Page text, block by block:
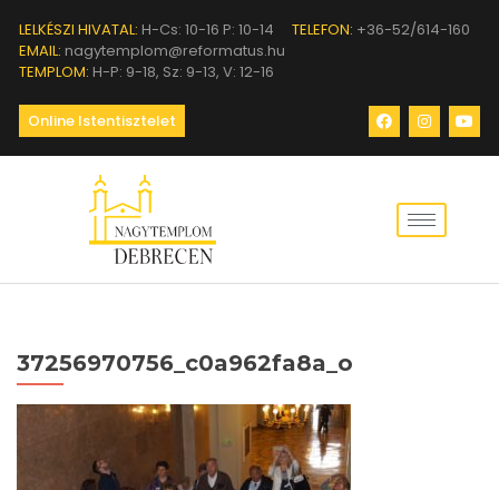
LELKÉSZI HIVATAL: H-Cs: 10-16 P: 10-14 TELEFON: +36-52/614-160
EMAIL: nagytemplom@reformatus.hu
TEMPLOM: H-P: 9-18, Sz: 9-13, V: 12-16
Online Istentisztelet
37256970756_c0a962fa8a_o